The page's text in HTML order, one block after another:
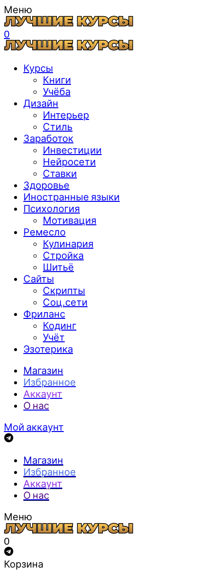
Меню
0
Курсы
Книги
Учёба
Дизайн
Интерьер
Стиль
Заработок
Инвестиции
Нейросети
Ставки
Здоровье
Иностранные языки
Психология
Мотивация
Ремесло
Кулинария
Стройка
Шитьё
Сайты
Скрипты
Соц.сети
Фриланс
Кодинг
Учёт
Эзотерика
Магазин
Избранное
Аккаунт
О нас
Мой аккаунт
Магазин
Избранное
Аккаунт
О нас
Меню
0
Корзина